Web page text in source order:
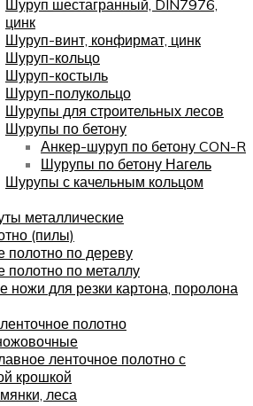
Шуруп шестагранный, DIN7976,
цинк
Шуруп-винт, конфирмат, цинк
Шуруп-кольцо
Шуруп-костыль
Шуруп-полукольцо
Шурупы для строительных лесов
Шурупы по бетону
Анкер-шуруп по бетону CON-R
Шурупы по бетону Нагель
Шурупы с качельным кольцом
металлические
(пилы)
полотно по дереву
полотно по металлу
ножи для резки картона, поролона
полотно
ленточное полотно с
крошкой
леса